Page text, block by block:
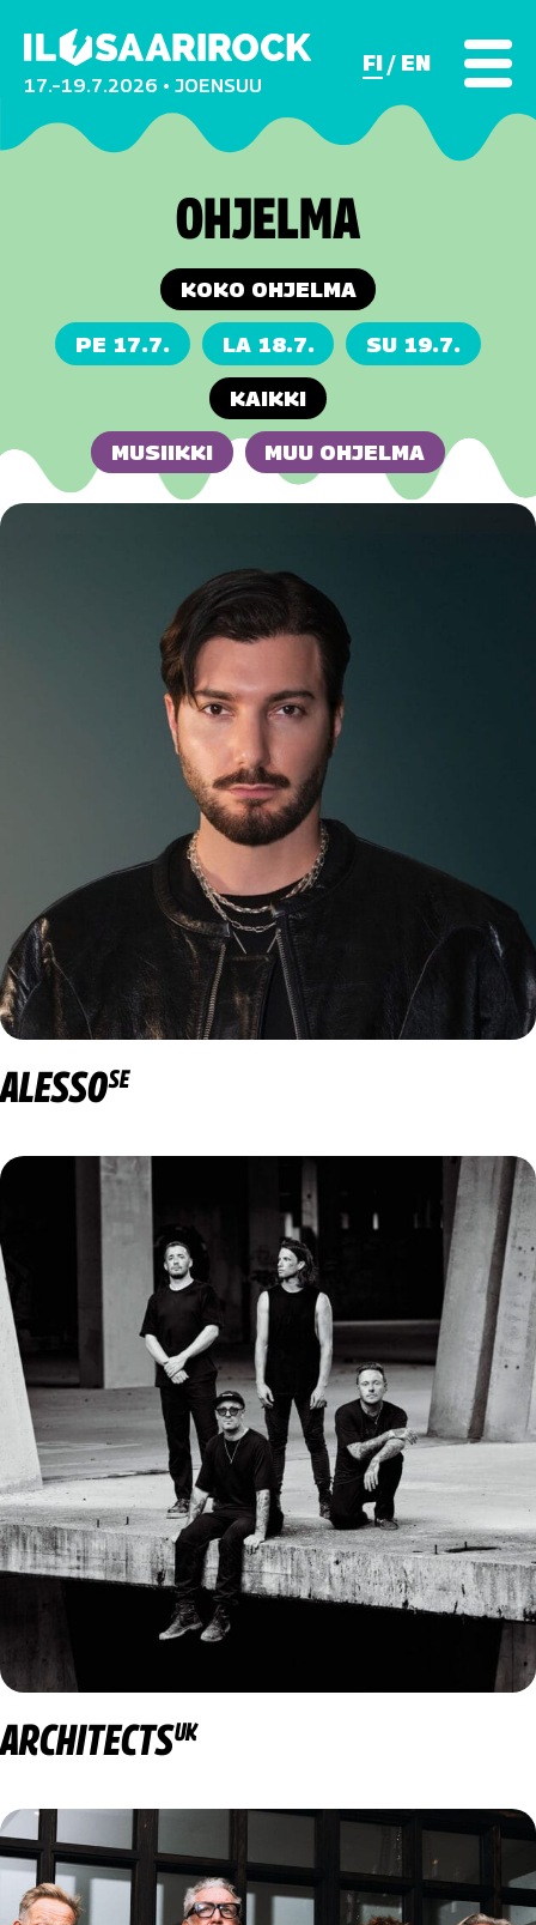
17.–19.7.2026 • JOENSUU
FI EN
OHJELMA
KOKO OHJELMA
PE 17.7. LA 18.7. SU 19.7.
KAIKKI
MUSIIKKI MUU OHJELMA
ALESSOSE
ARCHITECTSUK